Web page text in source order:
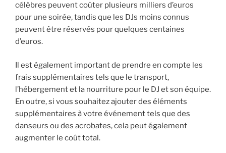
célèbres peuvent coûter plusieurs milliers d’euros
pour une soirée, tandis que les DJs moins connus
peuvent être réservés pour quelques centaines
d’euros.
Il est également important de prendre en compte les
frais supplémentaires tels que le transport,
l’hébergement et la nourriture pour le DJ et son équipe.
En outre, si vous souhaitez ajouter des éléments
supplémentaires à votre événement tels que des
danseurs ou des acrobates, cela peut également
augmenter le coût total.